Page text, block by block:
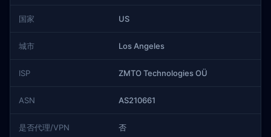
国家 US
城市 Los Angeles
ISP ZMTO Technologies OÜ
ASN AS210661
是否代理/VPN 否